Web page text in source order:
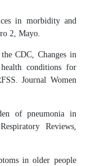
in morbidity and
2, Mayo.
CDC, Changes in
conditions for
Journal Women
of pneumonia in
Reviews,
in older people